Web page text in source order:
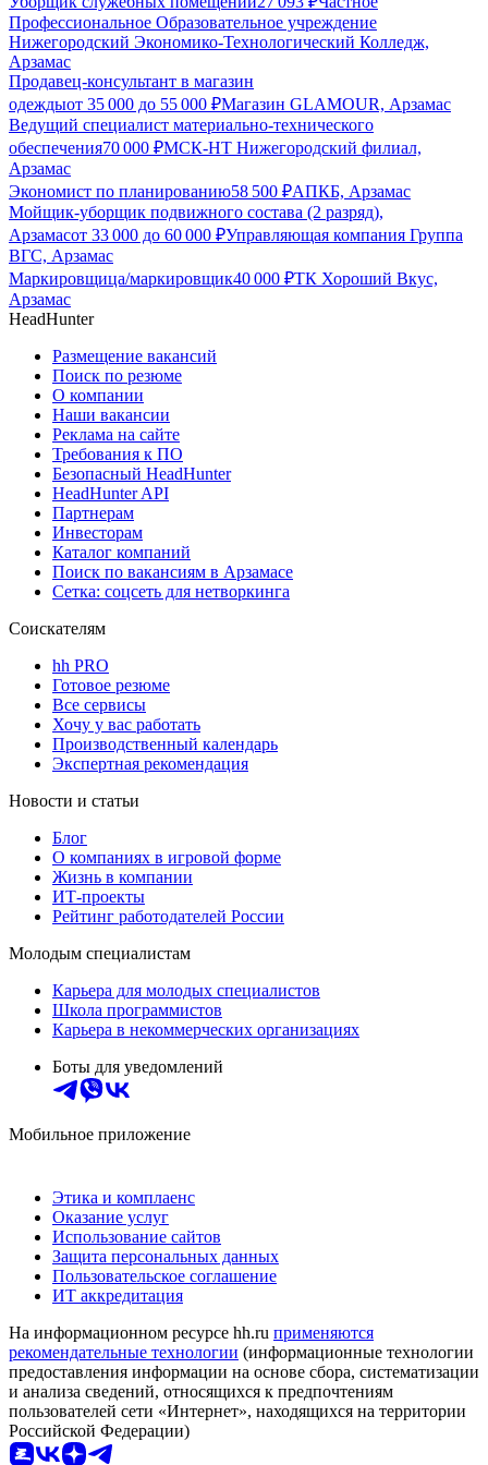
Профессиональное Образовательное учреждение
Нижегородский Экономико-Технологический Колледж,
Арзамас
Продавец-консультант в магазин
одеждыот 35 000 до 55 000 ₽Магазин GLAMOUR, Арзамас
Ведущий специалист материально-технического
обеспечения70 000 ₽МСК-НТ Нижегородский филиал,
Арзамас
Экономист по планированию58 500 ₽АПКБ, Арзамас
Мойщик-уборщик подвижного состава (2 разряд),
Арзамасот 33 000 до 60 000 ₽Управляющая компания Группа
ВГС, Арзамас
Маркировщица/маркировщик40 000 ₽ТК Хороший Вкус,
Арзамас
HeadHunter
Размещение вакансий
Поиск по резюме
О компании
Наши вакансии
Реклама на сайте
Требования к ПО
Безопасный HeadHunter
HeadHunter API
Партнерам
Инвесторам
Каталог компаний
Поиск по вакансиям в Арзамасе
Сетка: соцсеть для нетворкинга
Соискателям
hh PRO
Готовое резюме
Все сервисы
Хочу у вас работать
Производственный календарь
Экспертная рекомендация
Новости и статьи
Блог
О компаниях в игровой форме
Жизнь в компании
ИТ-проекты
Рейтинг работодателей России
Молодым специалистам
Карьера для молодых специалистов
Школа программистов
Карьера в некоммерческих организациях
Боты для уведомлений
Мобильное приложение
Этика и комплаенс
Оказание услуг
Использование сайтов
Защита персональных данных
Пользовательское соглашение
ИТ аккредитация
На информационном ресурсе hh.ru применяются
рекомендательные технологии (информационные технологии
предоставления информации на основе сбора, систематизации
и анализа сведений, относящихся к предпочтениям
пользователей сети «Интернет», находящихся на территории
Российской Федерации)